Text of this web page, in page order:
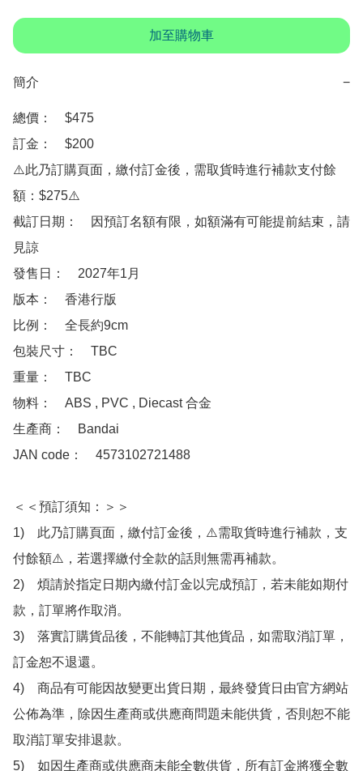
加至購物車
簡介 −
總價：　$475
訂金：　$200
⚠️此乃訂購頁面，繳付訂金後，需取貨時進行補款支付餘
額：$275⚠️
截訂日期：　因預訂名額有限，如額滿有可能提前結束，請
見諒
發售日：　2027年1月
版本：　香港行版
比例：　全長約9cm
包裝尺寸：　TBC
重量：　TBC
物料：　ABS , PVC , Diecast 合金
生產商：　Bandai
JAN code：　4573102721488
＜＜預訂須知：＞＞
1)　此乃訂購頁面，繳付訂金後，⚠️需取貨時進行補款，支
付餘額⚠️，若選擇繳付全款的話則無需再補款。
2)　煩請於指定日期內繳付訂金以完成預訂，若未能如期付
款，訂單將作取消。
3)　落實訂購貨品後，不能轉訂其他貨品，如需取消訂單，
訂金恕不退還。
4)　商品有可能因故變更出貨日期，最終發貨日由官方網站
公佈為準，除因生產商或供應商問題未能供貨，否則恕不能
取消訂單安排退款。
5)　如因生產商或供應商未能全數供貨，所有訂金將獲全數